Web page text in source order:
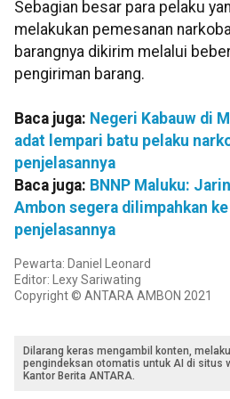
Sebagian besar para pelaku
melakukan pemesanan
barangnya dikirim melalui
pengiriman barang.
Baca juga: Negeri Kabauw di
adat lempari batu pelaku
penjelasannya
Baca juga: BNNP Maluku:
Ambon segera dilimpahkan
penjelasannya
Pewarta: Daniel Leonard
Editor: Lexy Sariwating
Copyright © ANTARA AMBON 2021
Dilarang keras mengambil konten,
pengindeksan otomatis untuk AI di situs
Kantor Berita ANTARA.